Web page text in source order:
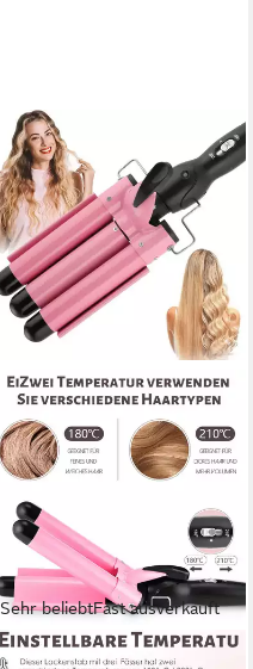
Sehr beliebtFast ausverkauft
LETGOSPT